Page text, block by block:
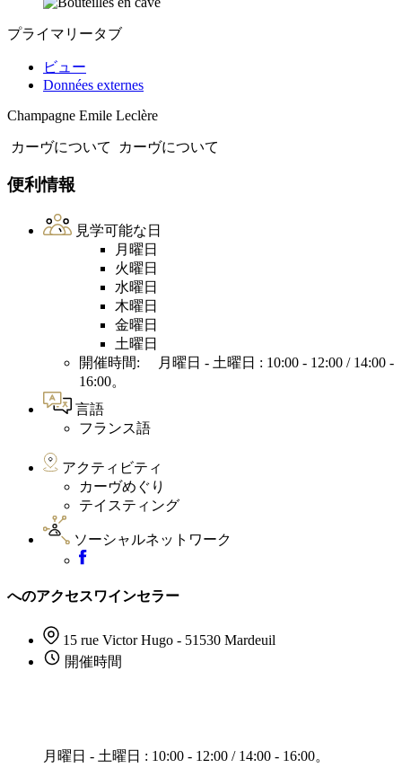
プライマリータブ
ビュー
Données externes
Champagne Emile Leclère
カーヴについて カーヴについて
便利情報
見学可能な日
月曜日
火曜日
水曜日
木曜日
金曜日
土曜日
開催時間: 月曜日 - 土曜日 : 10:00 - 12:00 / 14:00 -
16:00。
言語
フランス語
アクティビティ
カーヴめぐり
テイスティング
ソーシャルネットワーク
へのアクセスワインセラー
15 rue Victor Hugo - 51530 Mardeuil
開催時間
月曜日 - 土曜日 : 10:00 - 12:00 / 14:00 - 16:00。